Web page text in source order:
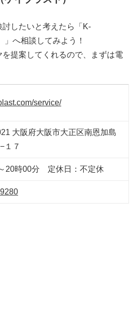
したいと考えたら「K-
へ相談してみよう！
提案してくれるので、まずは電
service/
大阪府大阪市大正区南恩加島
１７
20時00分 定休日：不定休